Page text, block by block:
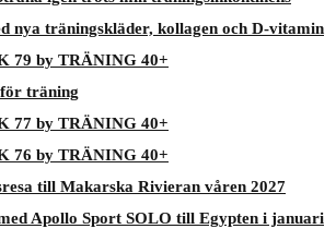
nya träningskläder, kollagen och D-vitamin
79 by TRÄNING 40+
träning
77 by TRÄNING 40+
76 by TRÄNING 40+
till Makarska Rivieran våren 2027
Apollo Sport SOLO till Egypten i januari